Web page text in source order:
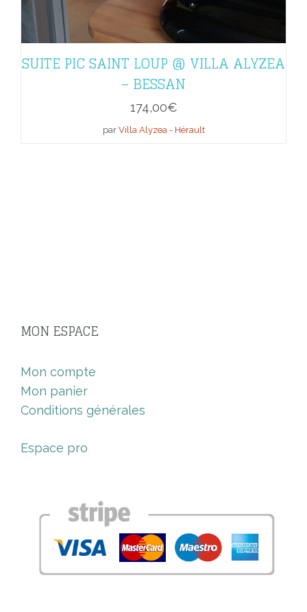
SUITE PIC SAINT LOUP @ VILLA ALYZEA
– BESSAN
174,00€
par Villa Alyzea - Hérault
MON ESPACE
Mon compte
Mon panier
Conditions générales
Espace pro